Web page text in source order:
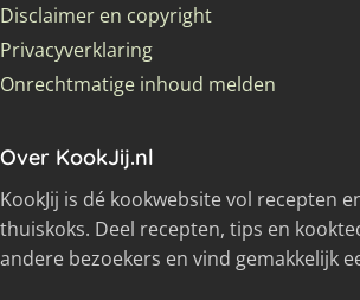
Disclaimer en copyright
Privacyverklaring
Onrechtmatige inhoud melden
Over KookJij.nl
KookJij is dé kookwebsite vol recepten
thuiskoks. Deel recepten, tips en
andere bezoekers en vind gemakkelijk